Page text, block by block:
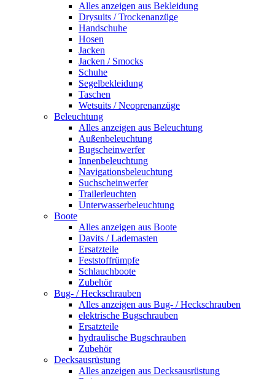
Alles anzeigen aus Bekleidung
Drysuits / Trockenanzüge
Handschuhe
Hosen
Jacken
Jacken / Smocks
Schuhe
Segelbekleidung
Taschen
Wetsuits / Neoprenanzüge
Beleuchtung
Alles anzeigen aus Beleuchtung
Außenbeleuchtung
Bugscheinwerfer
Innenbeleuchtung
Navigationsbeleuchtung
Suchscheinwerfer
Trailerleuchten
Unterwasserbeleuchtung
Boote
Alles anzeigen aus Boote
Davits / Lademasten
Ersatzteile
Feststoffrümpfe
Schlauchboote
Zubehör
Bug- / Heckschrauben
Alles anzeigen aus Bug- / Heckschrauben
elektrische Bugschrauben
Ersatzteile
hydraulische Bugschrauben
Zubehör
Decksausrüstung
Alles anzeigen aus Decksausrüstung